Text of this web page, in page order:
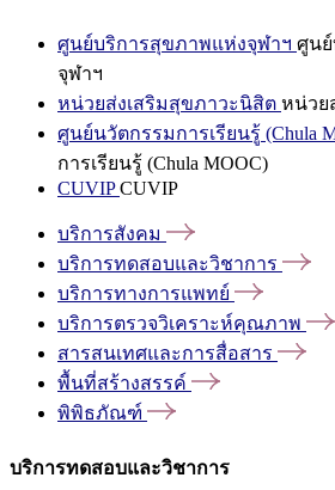
ศูนย์บริการสุขภาพแห่งจุฬาฯ ศูน
จุฬาฯ
หน่วยส่งเสริมสุขภาวะนิสิต หน่วย
ศูนย์นวัตกรรมการเรียนรู้ (Chula
การเรียนรู้ (Chula MOOC)
CUVIPCUVIP
บริการสังคม
บริการทดสอบและวิชาการ
บริการทางการแพทย์
บริการตรวจวิเคราะห์คุณภาพ
สารสนเทศและการสื่อสาร
พื้นที่สร้างสรรค์
พิพิธภัณฑ์
บริการทดสอบและวิชาการ